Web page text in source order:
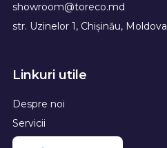
showroom@toreco.md
str. Uzinelor 1, Chișinău, Moldova
Linkuri utile
Despre noi
Servicii